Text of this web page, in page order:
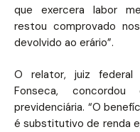
que exercera labor
restou comprovado
devolvido ao erário”.
O relator, juiz federal
Fonseca,
previdenciária. “O
é substitutivo de renda